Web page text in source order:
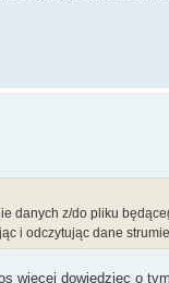
danych z/do pliku
i odczytując dane
wiecej dowiedziec o